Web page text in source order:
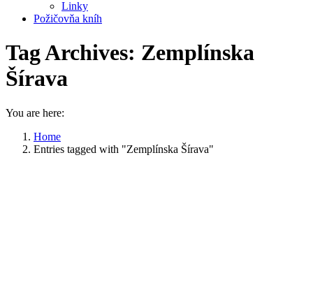
Linky
Požičovňa kníh
Tag Archives: Zemplínska
Šírava
You are here:
Home
Entries tagged with "Zemplínska Šírava"